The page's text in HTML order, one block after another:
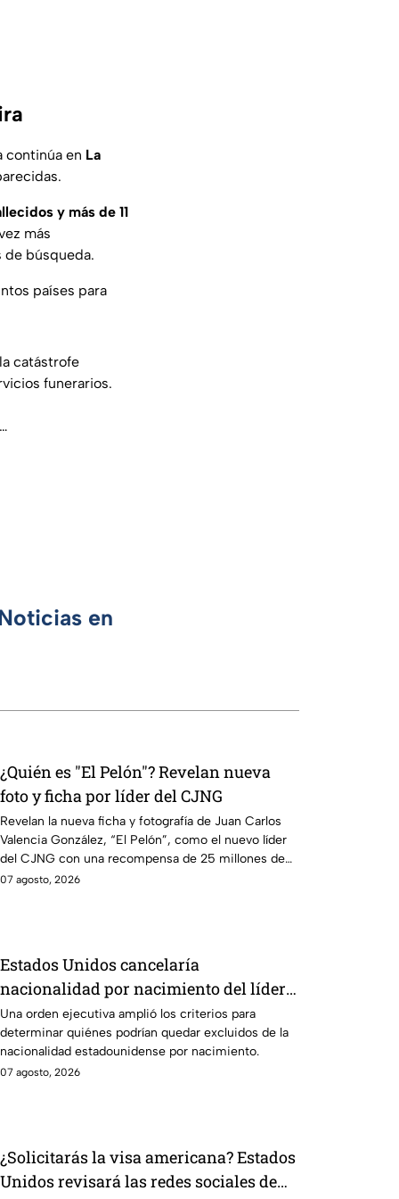
continúa en La
y más de 11
más
de búsqueda.
países para
catástrofe
funerarios.
en
¿Quién es "El Pelón"? Revelan nueva
foto y ficha por líder del CJNG
Revelan la nueva ficha y fotografía de Juan Carlos
Valencia González, “El Pelón”, como el nuevo líder
del CJNG con una recompensa de 25 millones de
dólares.
07 agosto, 2026
Estados Unidos cancelaría
nacionalidad por nacimiento del líder
del CJNG
Una orden ejecutiva amplió los criterios para
determinar quiénes podrían quedar excluidos de la
nacionalidad estadounidense por nacimiento.
07 agosto, 2026
¿Solicitarás la visa americana? Estados
Unidos revisará las redes sociales de